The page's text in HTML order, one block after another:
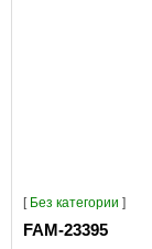
[ Без категории ]
FAM-23395